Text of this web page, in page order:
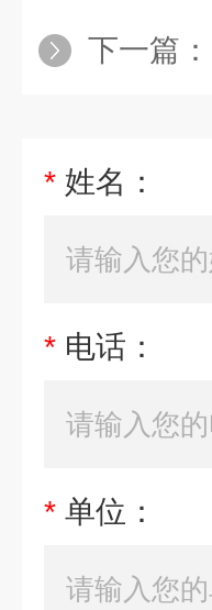
下一篇：
* 姓名：
* 电话：
* 单位：